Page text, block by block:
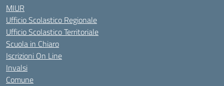
MIUR
Ufficio Scolastico Regionale
Ufficio Scolastico Territoriale
Scuola in Chiaro
Iscrizioni On Line
Invalsi
Comune